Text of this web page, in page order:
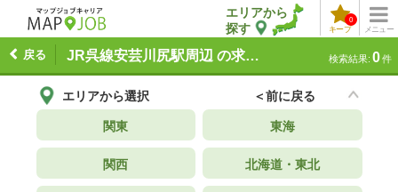
メニュー
キープ
0
エリアから
探す
JR呉線安芸川尻駅周辺 の求人一覧
戻る 検索結果: 0件
エリアから選択
＜前に戻る
関東
東海
関西 北海道・東北